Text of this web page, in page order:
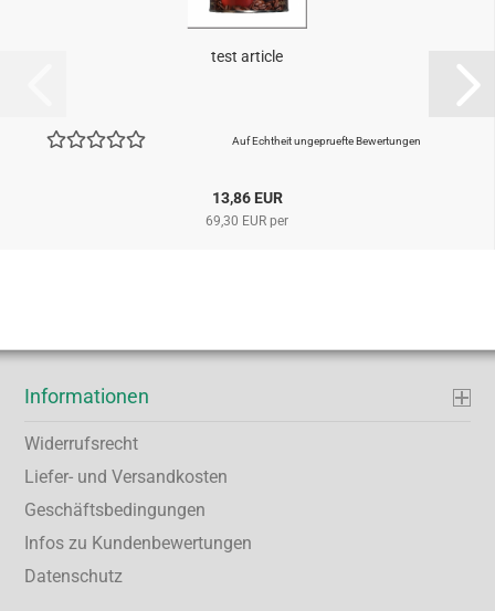
test article
Auf Echtheit ungepruefte Bewertungen
13,86 EUR
69,30 EUR per
Informationen
Widerrufsrecht
Liefer- und Versandkosten
Geschäftsbedingungen
Infos zu Kundenbewertungen
Datenschutz